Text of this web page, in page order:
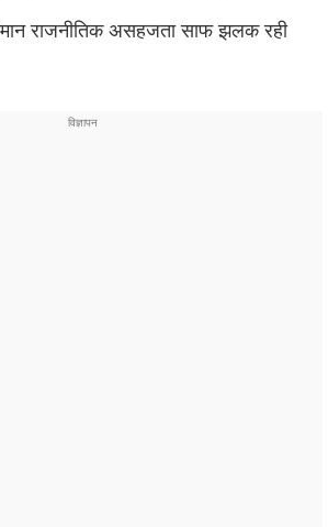
राजनीतिक असहजता साफ झलक रही